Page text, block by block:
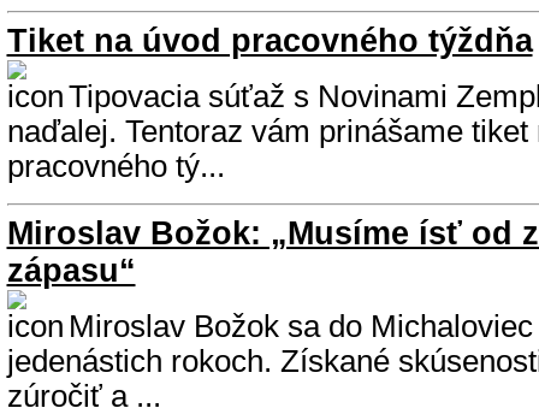
Tiket na úvod pracovného týždňa
Tipovacia súťaž s Novinami
naďalej. Tentoraz vám prinášame tiket
pracovného tý...
Miroslav Božok: „Musíme ísť od
zápasu“
Miroslav Božok sa do
jedenástich rokoch. Získané
zúročiť a ...